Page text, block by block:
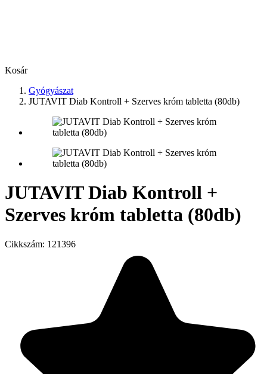
Kosár
Gyógyászat
JUTAVIT Diab Kontroll + Szerves króm tabletta (80db)
JUTAVIT Diab Kontroll +
Szerves króm tabletta (80db)
Cikkszám: 121396